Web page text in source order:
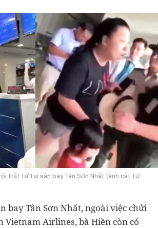
trật tự tại sân bay Tân Sơn Nhất (ảnh cắt từ
bay Tân Sơn Nhất, ngoài việc chửi
Vietnam Airlines, bà Hiền còn có